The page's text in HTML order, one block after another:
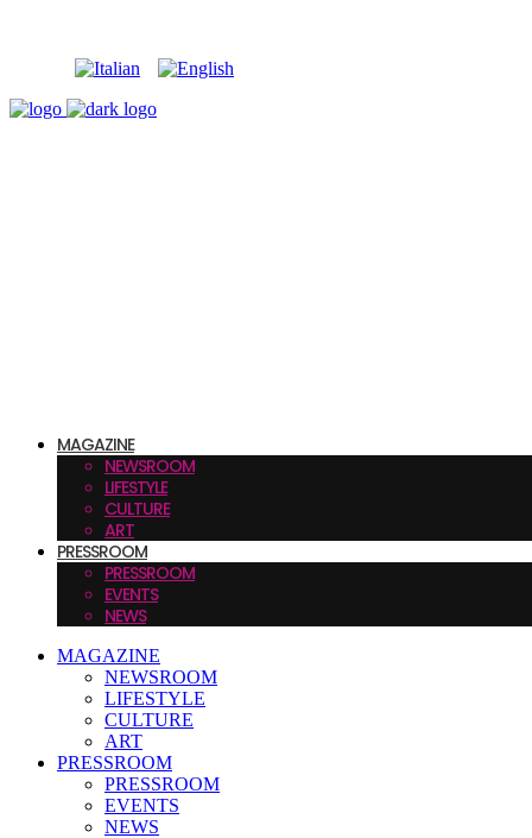
MAGAZINE
NEWSROOM
LIFESTYLE
CULTURE
ART
PRESSROOM
PRESSROOM
EVENTS
NEWS
MAGAZINE
NEWSROOM
LIFESTYLE
CULTURE
ART
PRESSROOM
PRESSROOM
EVENTS
NEWS